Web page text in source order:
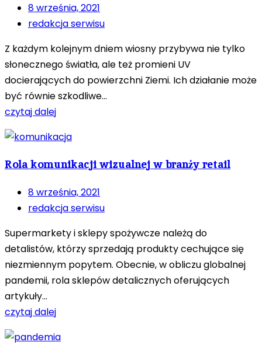
8 września, 2021
redakcja serwisu
Z każdym kolejnym dniem wiosny przybywa nie tylko
słonecznego światła, ale też promieni UV
docierających do powierzchni Ziemi. Ich działanie może
być równie szkodliwe...
czytaj dalej
Rola komunikacji wizualnej w branży retail
8 września, 2021
redakcja serwisu
Supermarkety i sklepy spożywcze należą do
detalistów, którzy sprzedają produkty cechujące się
niezmiennym popytem. Obecnie, w obliczu globalnej
pandemii, rola sklepów detalicznych oferujących
artykuły...
czytaj dalej